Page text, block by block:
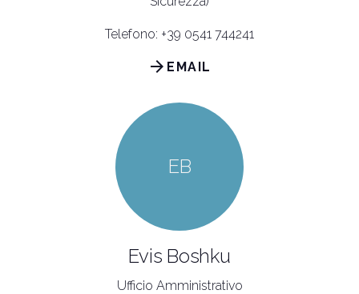
Telefono: +39 0541 744241
EMAIL
arrow_forward
EB
Evis Boshku
Ufficio Amministrativo